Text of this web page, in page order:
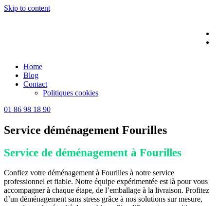
Skip to content
Home
Blog
Contact
Politiques cookies
01 86 98 18 90
Service déménagement Fourilles
Service de déménagement à Fourilles
Confiez votre déménagement à Fourilles à notre service
professionnel et fiable. Notre équipe expérimentée est là pour vous
accompagner à chaque étape, de l’emballage à la livraison. Profitez
d’un déménagement sans stress grâce à nos solutions sur mesure,